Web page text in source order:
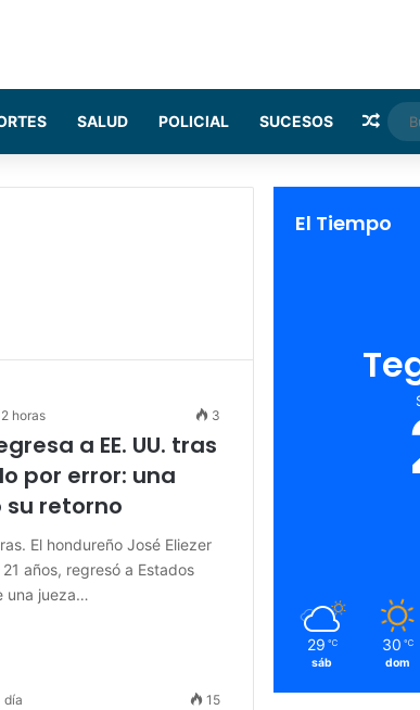
SALUD POLICIAL SUCESOS
horas 3
a EE. UU. tras
por error: una
su retorno
El hondureño José Eliezer
años, regresó a Estados
una jueza…
día 15
El Tiempo
29 ℃
sáb
30 ℃
dom